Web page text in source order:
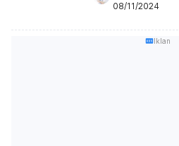
08/11/2024
Iklan